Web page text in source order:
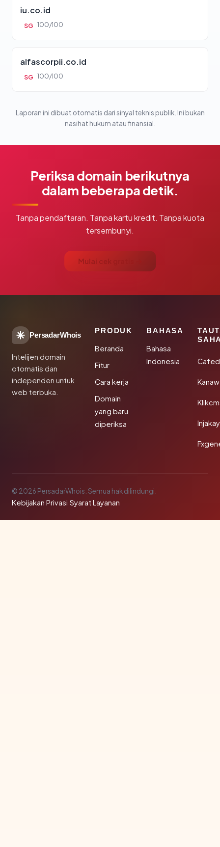
iu.co.id
SG 100/100
alfascorpii.co.id
SG 100/100
Laporan ini dibuat otomatis dari sinyal teknis publik. Ini bukan
nasihat hukum atau finansial.
Periksa domain berikutnya
dalam beberapa detik.
Tanpa pendaftaran. Tanpa kartu kredit. Tanpa kuota
tersembunyi.
Mulai cek gratis →
PersadarWhois
Intelijen domain
otomatis dan
independen untuk
web terbuka.
PRODUK
Beranda
Fitur
Cara kerja
Domain
yang baru
diperiksa
BAHASA
Bahasa
Indonesia
© 2026 PersadarWhois. Semua hak dilindungi.
Kebijakan Privasi·Syarat Layanan